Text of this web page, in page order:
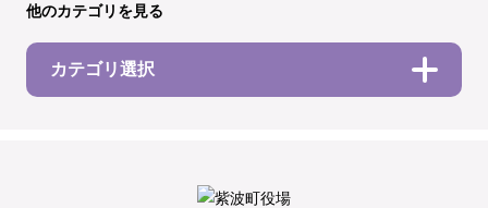
他のカテゴリを見る
カテゴリ選択